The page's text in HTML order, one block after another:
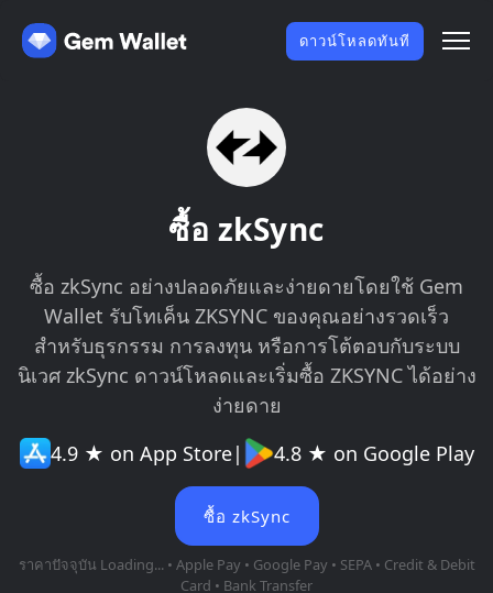
ดาวน์โหลดทันที
ซื้อ zkSync
ซื้อ zkSync อย่างปลอดภัยและง่ายดายโดยใช้ Gem
Wallet รับโทเค็น ZKSYNC ของคุณอย่างรวดเร็ว
สำหรับธุรกรรม การลงทุน หรือการโต้ตอบกับระบบ
นิเวศ zkSync ดาวน์โหลดและเริ่มซื้อ ZKSYNC ได้อย่าง
ง่ายดาย
4.9 ★ on App Store| 4.8 ★ on Google Play
ซื้อ zkSync
ราคาปัจจุบัน Loading... • Apple Pay • Google Pay • SEPA • Credit & Debit
Card • Bank Transfer